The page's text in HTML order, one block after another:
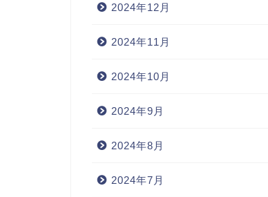
2024年12月
2024年11月
2024年10月
2024年9月
2024年8月
2024年7月